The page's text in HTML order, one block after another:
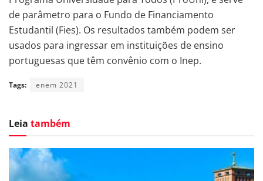
de parâmetro para o Fundo de Financiamento
Estudantil (Fies). Os resultados também podem ser
usados para ingressar em instituições de ensino
portuguesas que têm convênio com o Inep.
Tags: enem 2021
Leia também